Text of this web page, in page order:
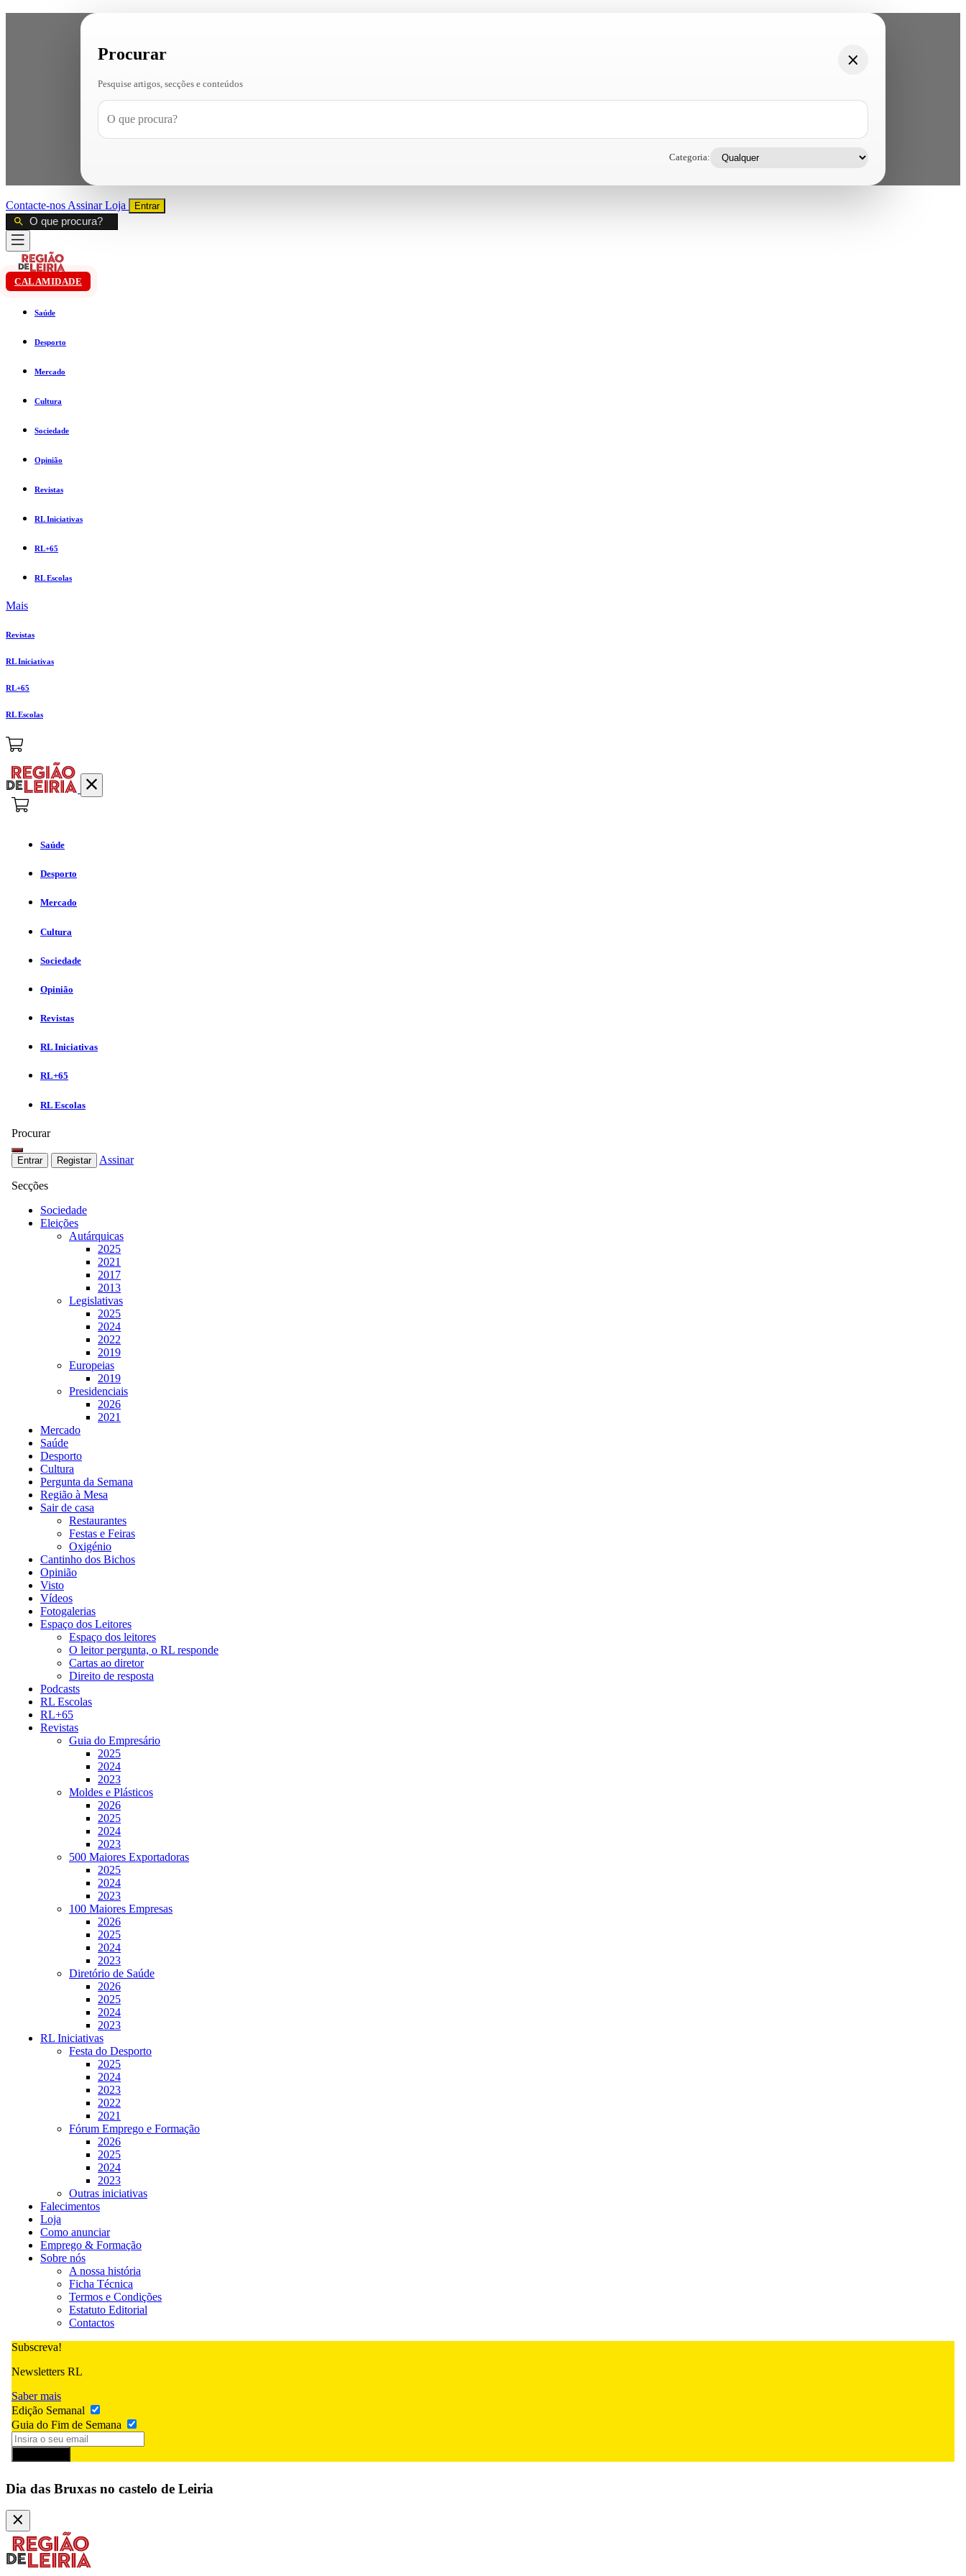
Procurar
Pesquise artigos, secções e conteúdos
Categoria:
Contacte-nos AssinarLoja Entrar
CALAMIDADE
Saúde
Desporto
Mercado
Cultura
Sociedade
Opinião
Revistas
RL Iniciativas
RL+65
RL Escolas
Mais
Revistas
RL Iniciativas
RL+65
RL Escolas
Saúde
Desporto
Mercado
Cultura
Sociedade
Opinião
Revistas
RL Iniciativas
RL+65
RL Escolas
Procurar
Entrar Registar Assinar
Secções
Sociedade
Eleições
Autárquicas
2025
2021
2017
2013
Legislativas
2025
2024
2022
2019
Europeias
2019
Presidenciais
2026
2021
Mercado
Saúde
Desporto
Cultura
Pergunta da Semana
Região à Mesa
Sair de casa
Restaurantes
Festas e Feiras
Oxigénio
Cantinho dos Bichos
Opinião
Visto
Vídeos
Fotogalerias
Espaço dos Leitores
Espaço dos leitores
O leitor pergunta, o RL responde
Cartas ao diretor
Direito de resposta
Podcasts
RL Escolas
RL+65
Revistas
Guia do Empresário
2025
2024
2023
Moldes e Plásticos
2026
2025
2024
2023
500 Maiores Exportadoras
2025
2024
2023
100 Maiores Empresas
2026
2025
2024
2023
Diretório de Saúde
2026
2025
2024
2023
RL Iniciativas
Festa do Desporto
2025
2024
2023
2022
2021
Fórum Emprego e Formação
2026
2025
2024
2023
Outras iniciativas
Falecimentos
Loja
Como anunciar
Emprego & Formação
Sobre nós
A nossa história
Ficha Técnica
Termos e Condições
Estatuto Editorial
Contactos
Subscreva!
Newsletters RL
Saber mais
Edição Semanal
Guia do Fim de Semana
Dia das Bruxas no castelo de Leiria